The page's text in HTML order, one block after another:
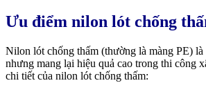
Ưu điểm nilon lót chống
Nilon lót chống thấm (thường là màng PE)
nhưng mang lại hiệu quả cao trong thi công
chi tiết của nilon lót chống thấm: